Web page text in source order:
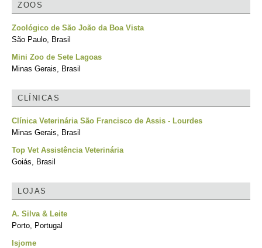
ZOOS
Zoológico de São João da Boa Vista
São Paulo, Brasil
Mini Zoo de Sete Lagoas
Minas Gerais, Brasil
CLÍNICAS
Clínica Veterinária São Francisco de Assis - Lourdes
Minas Gerais, Brasil
Top Vet Assistência Veterinária
Goiás, Brasil
LOJAS
A. Silva & Leite
Porto, Portugal
Isjome